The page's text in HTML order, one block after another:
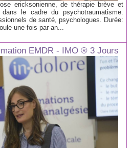
ericksonienne, de thérapie brève et
le cadre du psychotraumatisme.
de santé, psychologues. Durée:
une fois par an...
EMDR - IMO ® 3 Jours